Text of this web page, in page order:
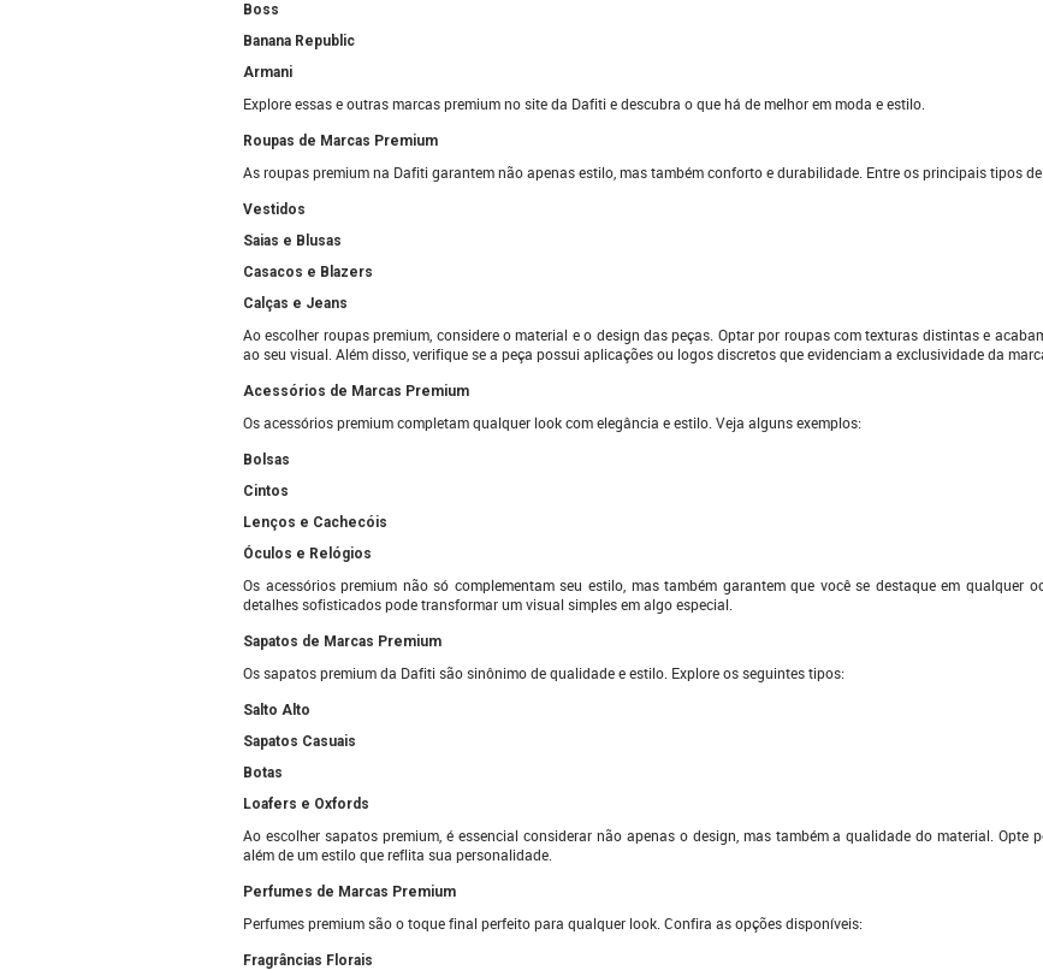
Boss
Banana Republic
Armani
Explore essas e outras marcas premium no site da Dafiti e descubra o que há de melhor em moda e estilo.
Roupas de Marcas Premium
As roupas premium na Dafiti garantem não apenas estilo, mas também conforto e durabilidade. Entre os principais tipos
Vestidos
Saias e Blusas
Casacos e Blazers
Calças e Jeans
Ao escolher roupas premium, considere o material e o design das peças. Optar por roupas com texturas distintas e
ao seu visual. Além disso, verifique se a peça possui aplicações ou logos discretos que evidenciam a exclusividade da
Acessórios de Marcas Premium
Os acessórios premium completam qualquer look com elegância e estilo. Veja alguns exemplos:
Bolsas
Cintos
Lenços e Cachecóis
Óculos e Relógios
Os acessórios premium não só complementam seu estilo, mas também garantem que você se destaque em qualquer
detalhes sofisticados pode transformar um visual simples em algo especial.
Sapatos de Marcas Premium
Os sapatos premium da Dafiti são sinônimo de qualidade e estilo. Explore os seguintes tipos:
Salto Alto
Sapatos Casuais
Botas
Loafers e Oxfords
Ao escolher sapatos premium, é essencial considerar não apenas o design, mas também a qualidade do material. Opte
além de um estilo que reflita sua personalidade.
Perfumes de Marcas Premium
Perfumes premium são o toque final perfeito para qualquer look. Confira as opções disponíveis:
Fragrâncias Florais